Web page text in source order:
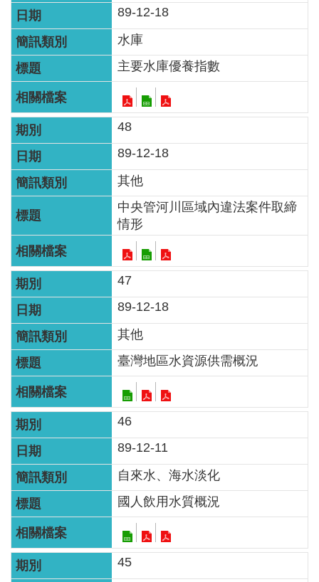
常
見
問
答
廉
政
平
臺
性
專
區
English
RSS
互
動
交
流
專
屬
網
站
政
府
89-12-18
水庫
主要水庫優養指數
48
89-12-18
其他
中央管河川區域內違法案件取締
情形
47
89-12-18
其他
臺灣地區水資源供需概況
46
89-12-11
自來水、海水淡化
國人飲用水質概況
45